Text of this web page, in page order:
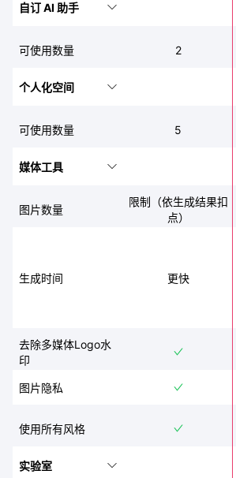
自订 AI 助手
可使用数量
个人化空间
可使用数量
媒体工具
图片数量
生成时间
去除多媒体Logo水
印
图片隐私
使用所有风格
实验室
2
5
限制（依生成结果扣
点）
更快